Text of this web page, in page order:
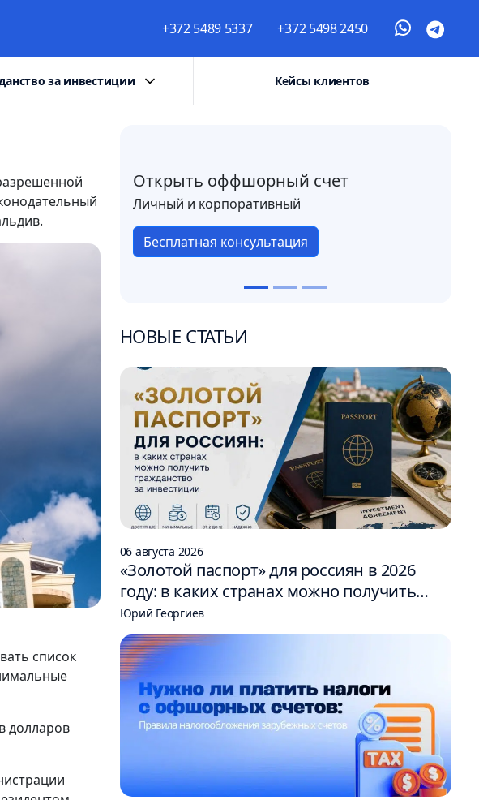
+372 5489 5337 +372 5498 2450
за инвестиции Кейсы клиентов
список
долларов
Открыть оффшорный счет
Личный и корпоративный
Бесплатная консультация
НОВЫЕ СТАТЬИ
06 августа 2026
«Золотой паспорт» для россиян в 2026
году: в каких странах можно получить
гражданство за инвестиции
Юрий Георгиев